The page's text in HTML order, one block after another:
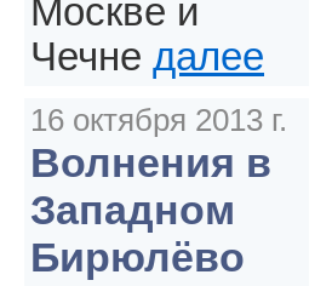
Москве и
Чечне далее
16 октября 2013 г.
Волнения в
Западном
Бирюлёво